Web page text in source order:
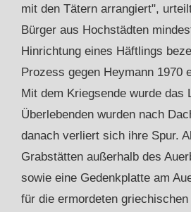
mit den Tätern arrangiert",
Bürger aus Hochstädten
Hinrichtung eines Häftlings
Prozess gegen Heymann 1970
Mit dem Kriegsende wurde das
Überlebenden wurden nach
danach verliert sich ihre Spur.
Grabstätten außerhalb des
sowie eine Gedenkplatte am
für die ermordeten